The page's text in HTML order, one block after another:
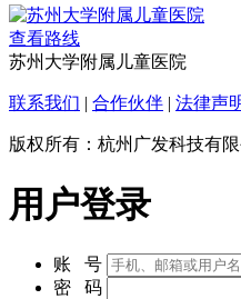
查看路线
苏州大学附属儿童医院
联系我们 | 合作伙伴 | 法律声
版权所有：杭州广发科技有限
用户登录
账 号
密 码